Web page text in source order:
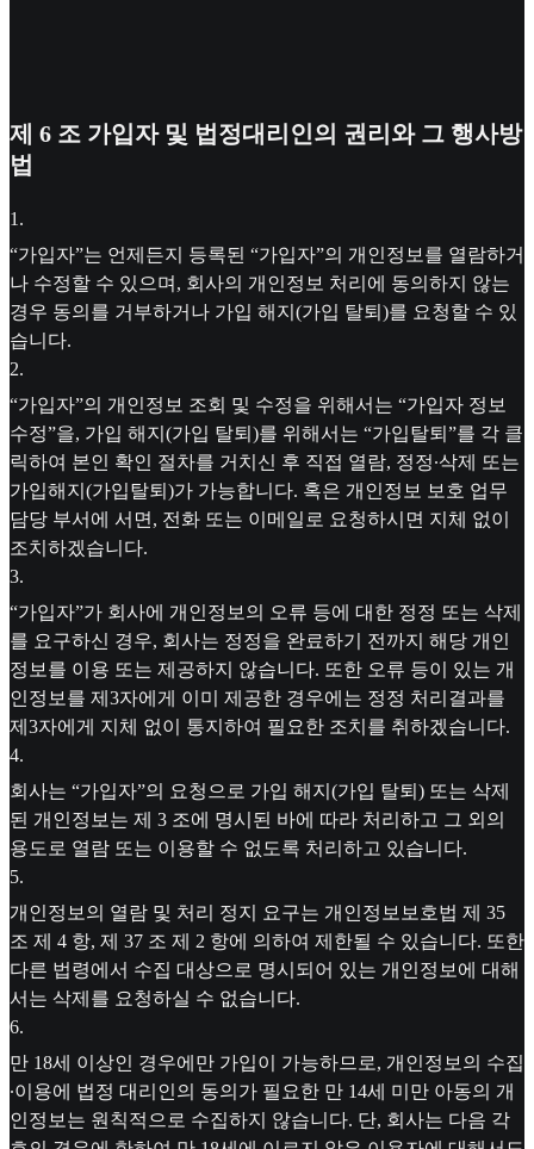
제 6 조 가입자 및 법정대리인의 권리와 그 행사방
법
1 .
“가입자”는 언제든지 등록된 “가입자”의 개인정보를 열람하거
나 수정할 수 있으며, 회사의 개인정보 처리에 동의하지 않는
경우 동의를 거부하거나 가입 해지(가입 탈퇴)를 요청할 수 있
습니다.
2.
“가입자”의 개인정보 조회 및 수정을 위해서는 “가입자 정보
수정”을, 가입 해지(가입 탈퇴)를 위해서는 “가입탈퇴”를 각 클
릭하여 본인 확인 절차를 거치신 후 직접 열람, 정정∙삭제 또는
가입해지(가입탈퇴)가 가능합니다. 혹은 개인정보 보호 업무
담당 부서에 서면, 전화 또는 이메일로 요청하시면 지체 없이
조치하겠습니다.
3.
“가입자”가 회사에 개인정보의 오류 등에 대한 정정 또는 삭제
를 요구하신 경우, 회사는 정정을 완료하기 전까지 해당 개인
정보를 이용 또는 제공하지 않습니다. 또한 오류 등이 있는 개
인정보를 제3자에게 이미 제공한 경우에는 정정 처리결과를
제3자에게 지체 없이 통지하여 필요한 조치를 취하겠습니다.
4.
회사는 “가입자”의 요청으로 가입 해지(가입 탈퇴) 또는 삭제
된 개인정보는 제 3 조에 명시된 바에 따라 처리하고 그 외의
용도로 열람 또는 이용할 수 없도록 처리하고 있습니다.
5.
개인정보의 열람 및 처리 정지 요구는 개인정보보호법 제 35
조 제 4 항, 제 37 조 제 2 항에 의하여 제한될 수 있습니다. 또한
다른 법령에서 수집 대상으로 명시되어 있는 개인정보에 대해
서는 삭제를 요청하실 수 없습니다.
6.
만 18세 이상인 경우에만 가입이 가능하므로, 개인정보의 수집
∙이용에 법정 대리인의 동의가 필요한 만 14세 미만 아동의 개
인정보는 원칙적으로 수집하지 않습니다. 단, 회사는 다음 각